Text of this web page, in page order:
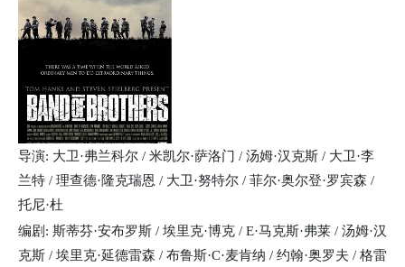
导演: 大卫·弗兰科尔 / 米凯尔·萨洛门 / 汤姆·汉克斯 / 大卫·李
兰特 / 理查德·隆克瑞恩 / 大卫·努特尔 / 菲尔·奥尔登·罗宾森 /
托尼·杜
编剧: 斯蒂芬·安布罗斯 / 埃里克·博克 / E·马克斯·弗莱 / 汤姆·汉
克斯 / 埃里克·延德雷森 / 布鲁斯·C·麦肯纳 / 约翰·奥罗夫 / 格雷